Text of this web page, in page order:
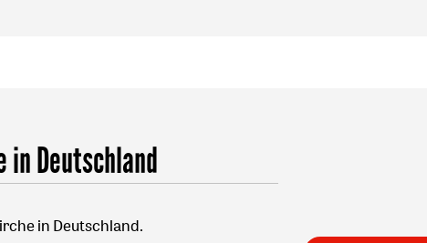
Deutschland
in Deutschland.